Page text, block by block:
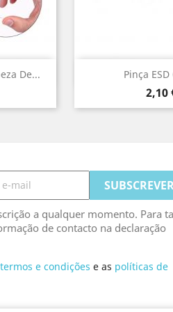
De... Pinça
2,10
Vista
a qualquer momento. Para
de contacto na declaração
termos e condições e as políticas de